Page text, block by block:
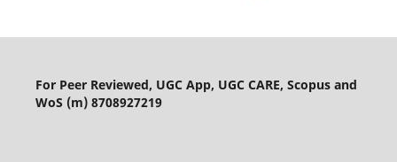
For Peer Reviewed, UGC App, UGC CARE, Scopus and
WoS (m) 8708927219